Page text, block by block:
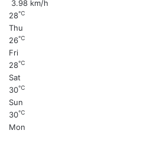
3.98 km/h
28℃
Thu
26℃
Fri
28℃
Sat
30℃
Sun
30℃
Mon